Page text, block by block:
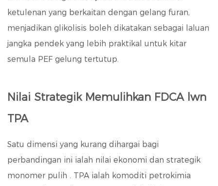
ketulenan yang berkaitan dengan gelang furan,
menjadikan glikolisis boleh dikatakan sebagai laluan
jangka pendek yang lebih praktikal untuk kitar
semula PEF gelung tertutup.
Nilai Strategik Memulihkan FDCA lwn
TPA
Satu dimensi yang kurang dihargai bagi
perbandingan ini ialah nilai ekonomi dan strategik
monomer pulih . TPA ialah komoditi petrokimia